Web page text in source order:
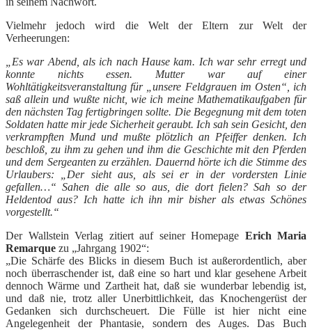
Vielmehr jedoch wird die Welt der Eltern zur Welt der
Verheerungen:
„Es war Abend, als ich nach Hause kam. Ich war sehr erregt und
konnte nichts essen. Mutter war auf einer
Wohltätigkeitsveranstaltung für „unsere Feldgrauen im Osten“, ich
saß allein und wußte nicht, wie ich meine Mathematikaufgaben für
den nächsten Tag fertigbringen sollte. Die Begegnung mit dem toten
Soldaten hatte mir jede Sicherheit geraubt. Ich sah sein Gesicht, den
verkrampften Mund und mußte plötzlich an Pfeiffer denken. Ich
beschloß, zu ihm zu gehen und ihm die Geschichte mit den Pferden
und dem Sergeanten zu erzählen. Dauernd hörte ich die Stimme des
Urlaubers: „Der sieht aus, als sei er in der vordersten Linie
gefallen…“ Sahen die alle so aus, die dort fielen? Sah so der
Heldentod aus? Ich hatte ich ihn mir bisher als etwas Schönes
vorgestellt.“
Der Wallstein Verlag zitiert auf seiner Homepage Erich Maria
Remarque zu „Jahrgang 1902“:
„Die Schärfe des Blicks in diesem Buch ist außerordentlich, aber
noch überraschender ist, daß eine so hart und klar gesehene Arbeit
dennoch Wärme und Zartheit hat, daß sie wunderbar lebendig ist,
und daß nie, trotz aller Unerbittlichkeit, das Knochengerüst der
Gedanken sich durchscheuert. Die Fülle ist hier nicht eine
Angelegenheit der Phantasie, sondern des Auges. Das Buch